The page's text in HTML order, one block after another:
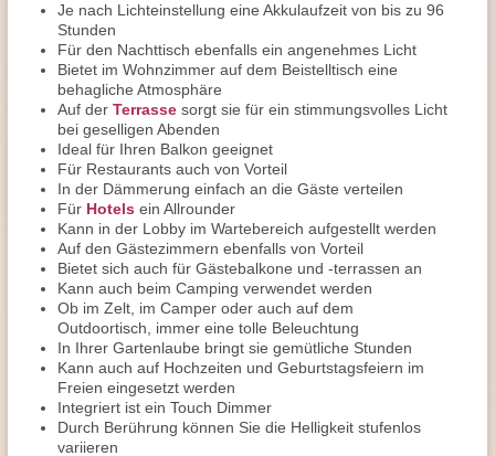
Je nach Lichteinstellung eine Akkulaufzeit von bis zu 96
Stunden
Für den Nachttisch ebenfalls ein angenehmes Licht
Bietet im Wohnzimmer auf dem Beistelltisch eine
behagliche Atmosphäre
Auf der Terrasse sorgt sie für ein stimmungsvolles Licht
bei geselligen Abenden
Ideal für Ihren Balkon geeignet
Für Restaurants auch von Vorteil
In der Dämmerung einfach an die Gäste verteilen
Für Hotels ein Allrounder
Kann in der Lobby im Wartebereich aufgestellt werden
Auf den Gästezimmern ebenfalls von Vorteil
Bietet sich auch für Gästebalkone und -terrassen an
Kann auch beim Camping verwendet werden
Ob im Zelt, im Camper oder auch auf dem
Outdoortisch, immer eine tolle Beleuchtung
In Ihrer Gartenlaube bringt sie gemütliche Stunden
Kann auch auf Hochzeiten und Geburtstagsfeiern im
Freien eingesetzt werden
Integriert ist ein Touch Dimmer
Durch Berührung können Sie die Helligkeit stufenlos
variieren